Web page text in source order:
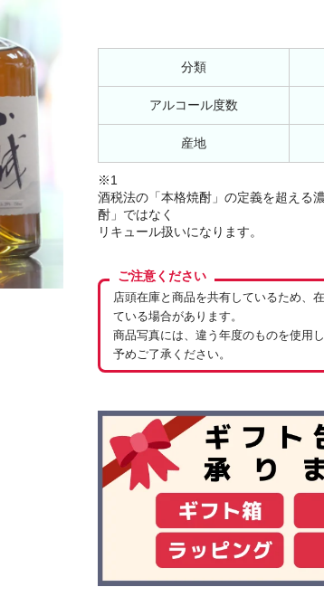
分類
アルコール度数
産地
※1
酒税法の「本格焼酎」の定義を超える
酎」ではなく
リキュール扱いになります。
ご注意ください
店頭在庫と商品を共有しているため、
ている場合があります。
商品写真には、違う年度のものを使用
予めご了承ください。